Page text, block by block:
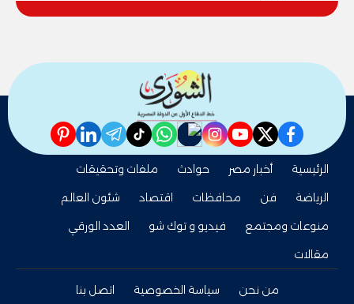
facebook
twitter
youtube
instagram
nabd
whatsapp
tiktok
telegram
linkedin
pinterest
الرئيسية أخبار مصر حوادث
ملفات وتحقيقات
الرياضة
فن محافظات اقتصاد
شئون العالم
منوعات ومجتمع
فيديو و توك شو
العدد الورقي
مقالات
من نحن سياسة الخصوصية اتصل بنا